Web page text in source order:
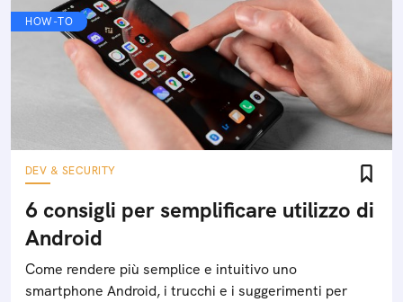
HOW-TO
DEV & SECURITY
6 consigli per semplificare utilizzo di
Android
Come rendere più semplice e intuitivo uno
smartphone Android, i trucchi e i suggerimenti per